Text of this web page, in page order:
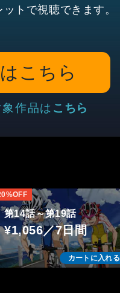
トで視聴できます。
こちら
作品は こちら
第14話～第19話
¥1,056／7日間
カートに入れる